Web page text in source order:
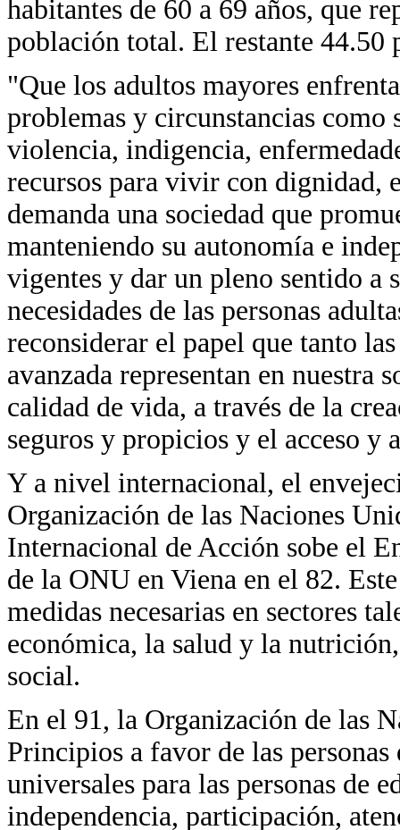
habitantes de 60 a 69 años, que
población total. El restante 44.50
"Que los adultos mayores
problemas y circunstancias como
violencia, indigencia,
recursos para vivir con dignidad,
demanda una sociedad que
manteniendo su autonomía e
vigentes y dar un pleno sentido a
necesidades de las personas
reconsiderar el papel que tanto
avanzada representan en nuestra
calidad de vida, a través de la
seguros y propicios y el acceso y
Y a nivel internacional, el
Organización de las Naciones
Internacional de Acción sobe el
de la ONU en Viena en el 82.
medidas necesarias en sectores
económica, la salud y la
social.
En el 91, la Organización de las
Principios a favor de las personas
universales para las personas de
independencia, participación,